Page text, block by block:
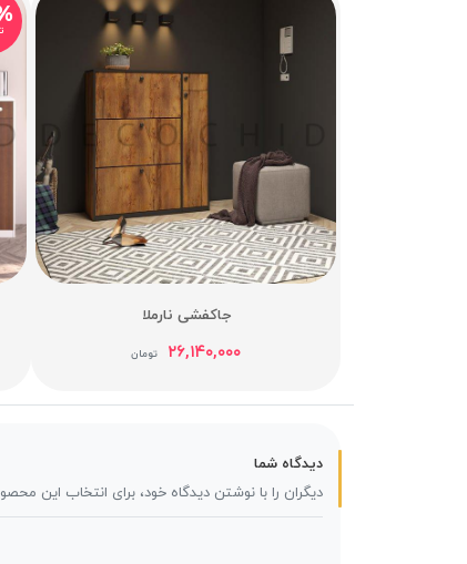
جاکفشی نارملا
۲۶,۱۴۰,۰۰۰ تومان
دیدگاه شما
دیگران را با نوشتن دیدگاه خود، برای انتخاب این